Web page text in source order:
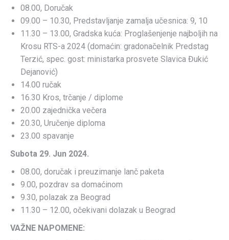
08.00, Doručak
09.00 – 10.30, Predstavljanje zamalja učesnica: 9, 10
11.30 – 13.00, Gradska kuća: Proglašenjenje najboljih na
Krosu RTS-a 2024 (domaćin: gradonačelnik Predstag
Terzić, spec. gost: ministarka prosvete Slavica Đukić
Dejanović)
14.00 ručak
16.30 Kros, trčanje / diplome
20.00 zajednička večera
20.30, Uručenje diploma
23.00 spavanje
Subota 29. Jun 2024.
08.00, doručak i preuzimanje lanč paketa
9.00, pozdrav sa domaćinom
9.30, polazak za Beograd
11.30 – 12.00, očekivani dolazak u Beograd
VAŽNE NAPOMENE: